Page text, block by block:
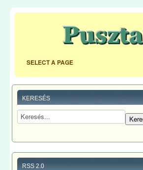
KERESÉS
RSS 2.0